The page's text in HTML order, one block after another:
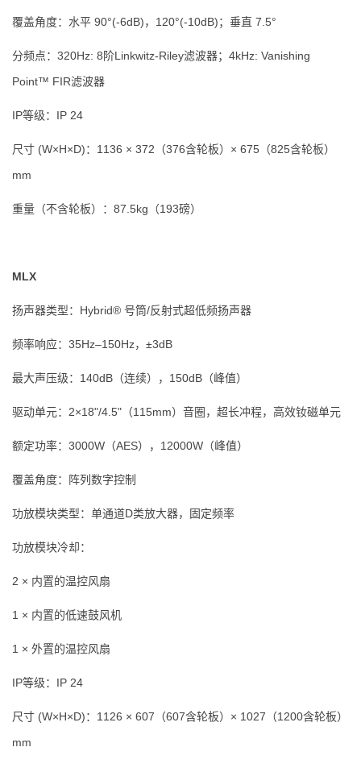
覆盖角度：水平 90°(-6dB)，120°(-10dB)；垂直 7.5°
分频点：320Hz: 8阶Linkwitz-Riley滤波器；4kHz: Vanishing
Point™ FIR滤波器
IP等级：IP 24
尺寸 (W×H×D)：1136 × 372（376含轮板）× 675（825含轮板）
mm
重量（不含轮板）：87.5kg（193磅）
MLX
扬声器类型：Hybrid® 号筒/反射式超低频扬声器
频率响应：35Hz–150Hz，±3dB
最大声压级：140dB（连续），150dB（峰值）
驱动单元：2×18"/4.5"（115mm）音圈，超长冲程，高效钕磁单元
额定功率：3000W（AES），12000W（峰值）
覆盖角度：阵列数字控制
功放模块类型：单通道D类放大器，固定频率
功放模块冷却：
2 × 内置的温控风扇
1 × 内置的低速鼓风机
1 × 外置的温控风扇
IP等级：IP 24
尺寸 (W×H×D)：1126 × 607（607含轮板）× 1027（1200含轮板）
mm